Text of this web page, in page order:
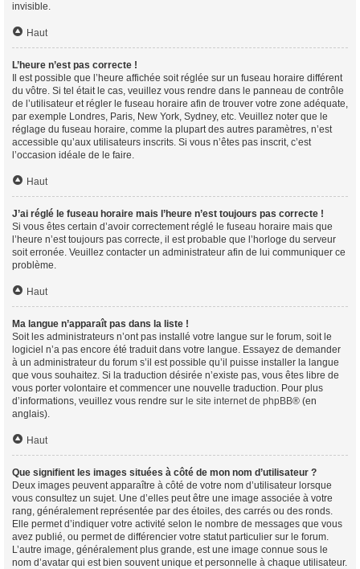
invisible.
Haut
L’heure n’est pas correcte !
Il est possible que l’heure affichée soit réglée sur un fuseau horaire différent
du vôtre. Si tel était le cas, veuillez vous rendre dans le panneau de contrôle
de l’utilisateur et régler le fuseau horaire afin de trouver votre zone adéquate,
par exemple Londres, Paris, New York, Sydney, etc. Veuillez noter que le
réglage du fuseau horaire, comme la plupart des autres paramètres, n’est
accessible qu’aux utilisateurs inscrits. Si vous n’êtes pas inscrit, c’est
l’occasion idéale de le faire.
Haut
J’ai réglé le fuseau horaire mais l’heure n’est toujours pas correcte !
Si vous êtes certain d’avoir correctement réglé le fuseau horaire mais que
l’heure n’est toujours pas correcte, il est probable que l’horloge du serveur
soit erronée. Veuillez contacter un administrateur afin de lui communiquer ce
problème.
Haut
Ma langue n’apparaît pas dans la liste !
Soit les administrateurs n’ont pas installé votre langue sur le forum, soit le
logiciel n’a pas encore été traduit dans votre langue. Essayez de demander
à un administrateur du forum s’il est possible qu’il puisse installer la langue
que vous souhaitez. Si la traduction désirée n’existe pas, vous êtes libre de
vous porter volontaire et commencer une nouvelle traduction. Pour plus
d’informations, veuillez vous rendre sur le site internet de phpBB® (en
anglais).
Haut
Que signifient les images situées à côté de mon nom d’utilisateur ?
Deux images peuvent apparaître à côté de votre nom d’utilisateur lorsque
vous consultez un sujet. Une d’elles peut être une image associée à votre
rang, généralement représentée par des étoiles, des carrés ou des ronds.
Elle permet d’indiquer votre activité selon le nombre de messages que vous
avez publié, ou permet de différencier votre statut particulier sur le forum.
L’autre image, généralement plus grande, est une image connue sous le
nom d’avatar qui est bien souvent unique et personnelle à chaque utilisateur.